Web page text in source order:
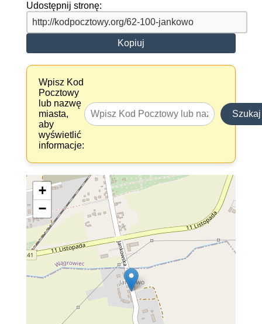
Udostępnij stronę:
Kopiuj
Wpisz Kod
Pocztowy
lub nazwę
miasta,
aby
wyświetlić
informacje:
Szukaj
+
−